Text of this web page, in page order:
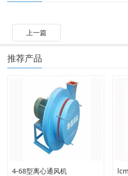
上一篇
推荐产品
4-68型离心通风机